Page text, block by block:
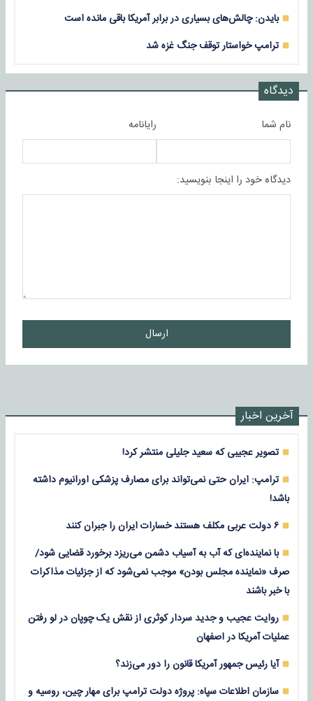
بایدن: چالش‌های بسیاری در برابر آمریکا باقی‌ مانده است
ترامپ خواستار توقف جنگ غزه شد
دیدگاه
نام شما رایانامه
دیدگاه خود را اینجا بنویسید:
ارسال
آخرین اخبار
تصویر عجیبی که سعید جلیلی منتشر کرد!
ترامپ: ایران حتی نمی‌تواند برای مصارف پزشکی اورانیوم داشته
باشد!
۶ دولت عربی مکلف هستند خسارات ایران را جبران کنند
با نماینده‌ای که آب به آسیاب دشمن می‌ریزد برخورد قضایی شود/
صرف «نماینده مجلس بودن» موجب نمی‌شود که از جزئیات مذاکرات
با خبر باشند
روایت عجیب و جدید سردار کوثری از نقش یک چوپان در لو رفتن
عملیات آمریکا در اصفهان
آیا رئیس جمهور آمریکا قانون را دور می‌زند؟
سازمان اطلاعات سپاه: پروژه دولت ترامپ برای مهار چین، روسیه و